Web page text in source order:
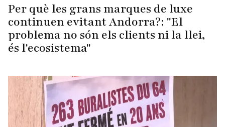
Per què les grans marques de luxe
continuen evitant Andorra?: "El
problema no són els clients ni la llei,
és l'ecosistema"